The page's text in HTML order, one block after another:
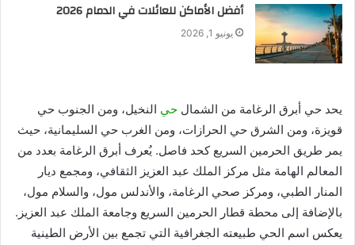
أفضل الأماكن للعائلات في الدمام 2026
يونيو 1, 2026
يحد حي أبرق الرغامة من الشمال حي النخيل، ومن الجنوب حي
قويزة، ومن الشرق حي الحرازات، ومن الغرب حي السليمانية، حيث
يمر طريق الحرمين السريع كحد فاصل. يُعرف أبرق الرغامة بعدد من
المعالم الهامة مثل مركز الملك عبد العزيز الثقافي، ومجمع ديار
المنار الطبي، ومركز صحي الرغامة، والأندلس مول، والسلام مول،
بالإضافة إلى محطة قطار الحرمين السريع وجامعة الملك عبد العزيز.
يعكس اسم الحي طبيعته الجغرافية التي تجمع بين الأرض الطينية